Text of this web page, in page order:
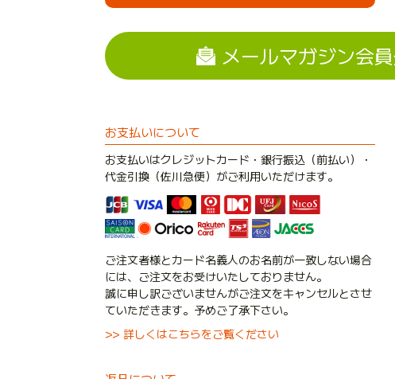
メールマガジン会
お支払いについて
お支払いはクレジットカード・銀行振込（前払い）・
代金引換（佐川急便）がご利用いただけます。
ご注文者様とカード名義人のお名前が一致しない場合
には、ご注文をお受けいたしておりません。
誠に申し訳ございませんがご注文をキャンセルとさせ
ていただきます。予めご了承下さい。
>> 詳しくはこちらをご覧ください